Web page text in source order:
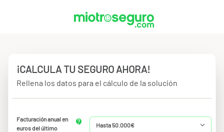
¡CALCULA TU SEGURO AHORA!
Rellena los datos para el cálculo de la solución
Facturación anual en
euros del último